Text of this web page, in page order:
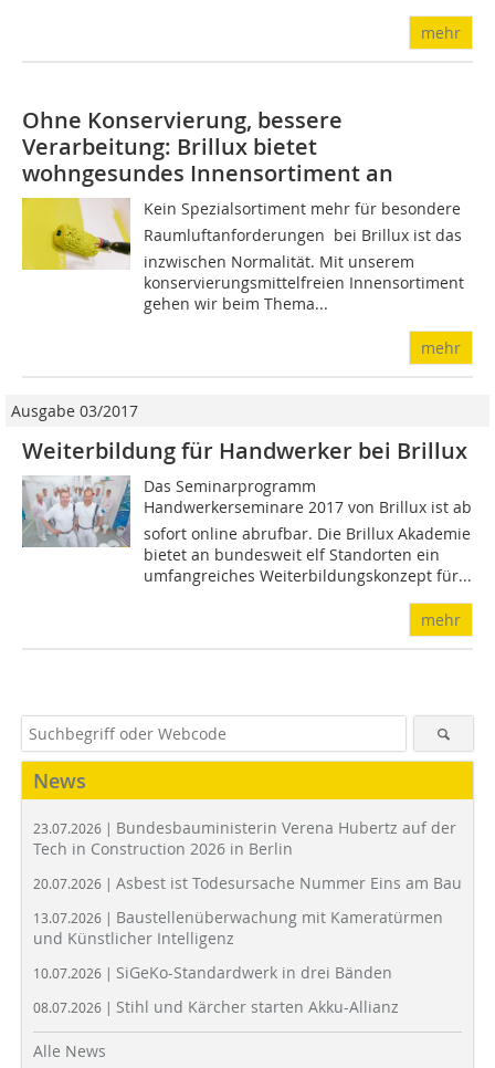
mehr
Ohne Konservierung, bessere
Verarbeitung: Brillux bietet
wohngesundes Innensortiment an
Kein Spezialsortiment mehr für besondere
Raumluftanforderungen  bei Brillux ist das
inzwischen Normalität. Mit unserem
konservierungsmittelfreien Innensortiment
gehen wir beim Thema...
mehr
Ausgabe 03/2017
Weiterbildung für Handwerker bei Brillux
Das Seminarprogramm
Handwerkerseminare 2017 von Brillux ist ab
sofort online abrufbar. Die Brillux Akademie
bietet an bundesweit elf Standorten ein
umfangreiches Weiterbildungskonzept für...
mehr
News
23.07.2026 | Bundesbauministerin Verena Hubertz auf der
Tech in Construction 2026 in Berlin
20.07.2026 | Asbest ist Todesursache Nummer Eins am Bau
13.07.2026 | Baustellenüberwachung mit Kameratürmen
und Künstlicher Intelligenz
10.07.2026 | SiGeKo-Standardwerk in drei Bänden
08.07.2026 | Stihl und Kärcher starten Akku-Allianz
Alle News